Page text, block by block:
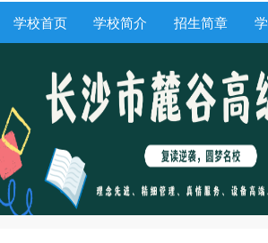
教官与保健医生为学生提供
进、精细管理、真情服务
学校首页 学校简介 招生简章